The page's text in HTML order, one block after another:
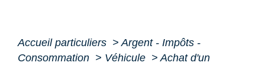
Accueil particuliers > Argent - Impôts -
Consommation > Véhicule > Achat d'un